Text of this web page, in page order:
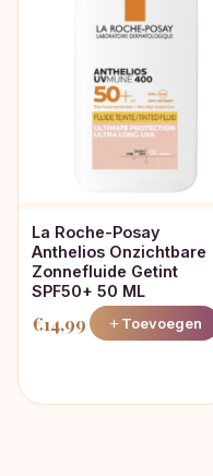
La Roche-Posay
Anthelios Onzichtbare
Zonnefluide Getint
SPF50+ 50 ML
€14,99 Toevoegen